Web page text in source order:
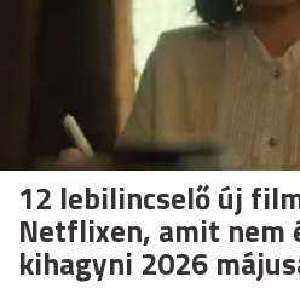
12 lebilincselő új
Netflixen, amit nem
kihagyni 2026